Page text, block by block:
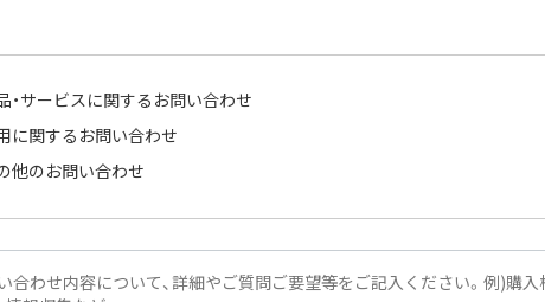
・サービスに関するお問い合わせ
に関するお問い合わせ
他のお問い合わせ